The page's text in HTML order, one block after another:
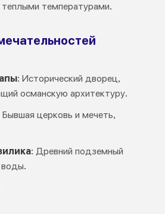
теплыми температурами.
: Исторический дворец,
османскую архитектуру.
Бывшая церковь и мечеть,
: Древний подземный
воды.